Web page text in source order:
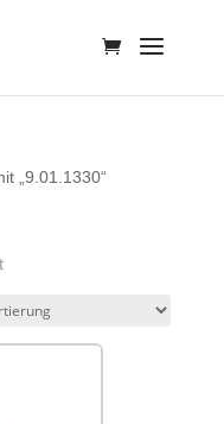
„9.01.1330“